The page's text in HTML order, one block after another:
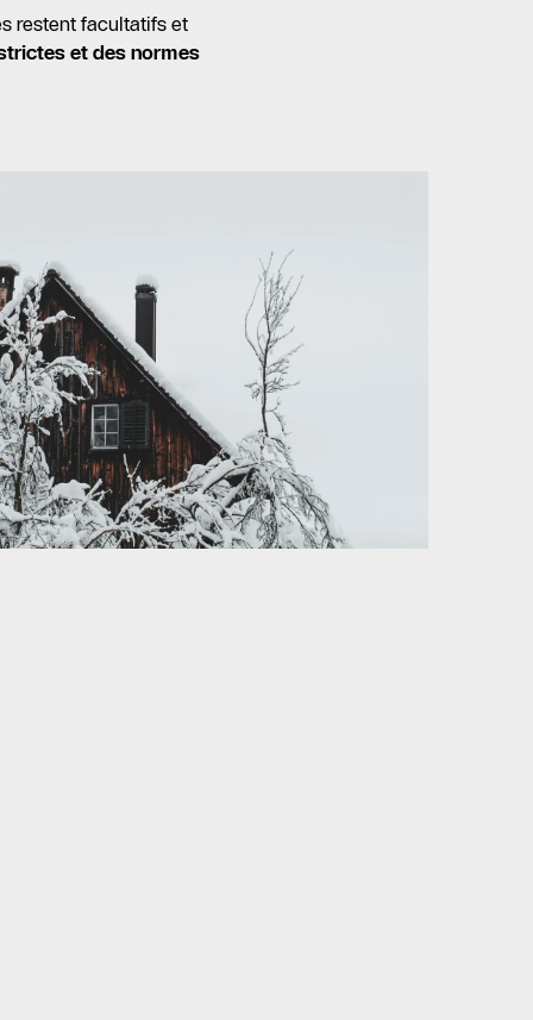
restent facultatifs et
et des normes